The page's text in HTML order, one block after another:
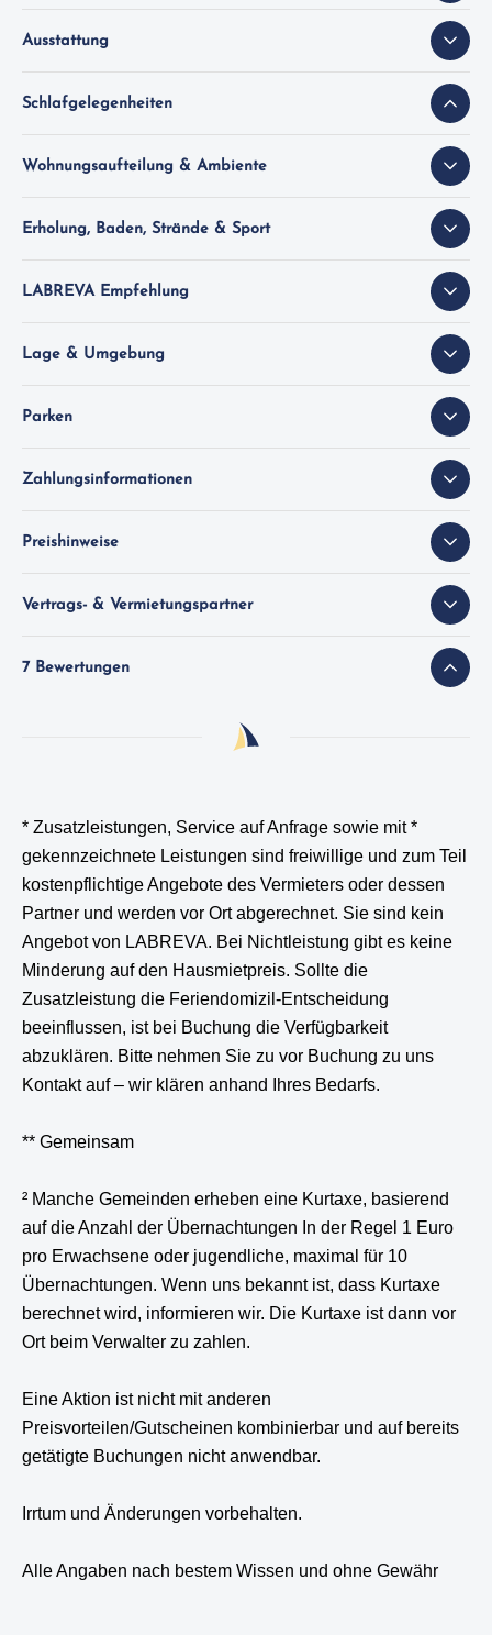
Ausstattung
Schlafgelegenheiten
Wohnungsaufteilung & Ambiente
Erholung, Baden, Strände & Sport
LABREVA Empfehlung
Lage & Umgebung
Parken
Zahlungsinformationen
Preishinweise
Vertrags- & Vermietungspartner
7 Bewertungen
* Zusatzleistungen, Service auf Anfrage sowie mit *
gekennzeichnete Leistungen sind freiwillige und zum Teil
kostenpflichtige Angebote des Vermieters oder dessen
Partner und werden vor Ort abgerechnet. Sie sind kein
Angebot von LABREVA. Bei Nichtleistung gibt es keine
Minderung auf den Hausmietpreis. Sollte die
Zusatzleistung die Feriendomizil-Entscheidung
beeinflussen, ist bei Buchung die Verfügbarkeit
abzuklären. Bitte nehmen Sie zu vor Buchung zu uns
Kontakt auf – wir klären anhand Ihres Bedarfs.
** Gemeinsam
² Manche Gemeinden erheben eine Kurtaxe, basierend
auf die Anzahl der Übernachtungen In der Regel 1 Euro
pro Erwachsene oder jugendliche, maximal für 10
Übernachtungen. Wenn uns bekannt ist, dass Kurtaxe
berechnet wird, informieren wir. Die Kurtaxe ist dann vor
Ort beim Verwalter zu zahlen.
Eine Aktion ist nicht mit anderen
Preisvorteilen/Gutscheinen kombinierbar und auf bereits
getätigte Buchungen nicht anwendbar.
Irrtum und Änderungen vorbehalten.
Alle Angaben nach bestem Wissen und ohne Gewähr